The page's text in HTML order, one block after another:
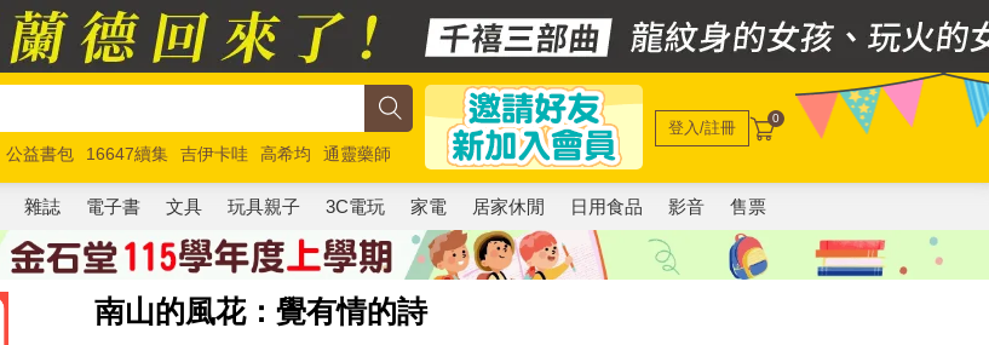
公益書包 16647續集 吉伊卡哇 高希均
通靈藥師
馬斯克 玩具總動員5 超慢跑
登入/註冊 0
雜誌 電子書 文具 玩具親子 3C電玩 家電 居家休閒 日用食品 影音 售票
南山的風花：覺有情的詩